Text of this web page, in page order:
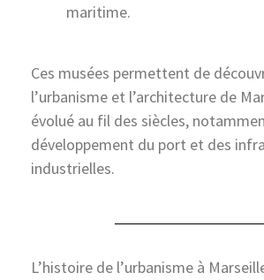
maritime.
Ces musées permettent de
l’urbanisme et l’architecture de
évolué au fil des siècles,
développement du port et des
industrielles.
L’histoire de l’urbanisme à